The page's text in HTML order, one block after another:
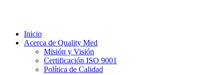
Inicio
Acerca de Quality Med
Misión y Visión
Certificación ISO 9001
Política de Calidad